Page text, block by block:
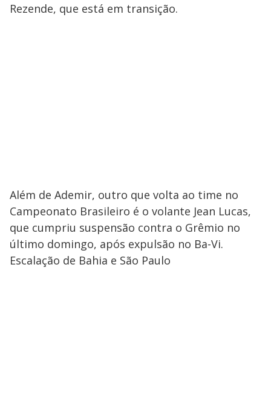
Rezende, que está em transição.
Além de Ademir, outro que volta ao time no
Campeonato Brasileiro é o volante Jean Lucas,
que cumpriu suspensão contra o Grêmio no
último domingo, após expulsão no Ba-Vi.
Escalação de Bahia e São Paulo